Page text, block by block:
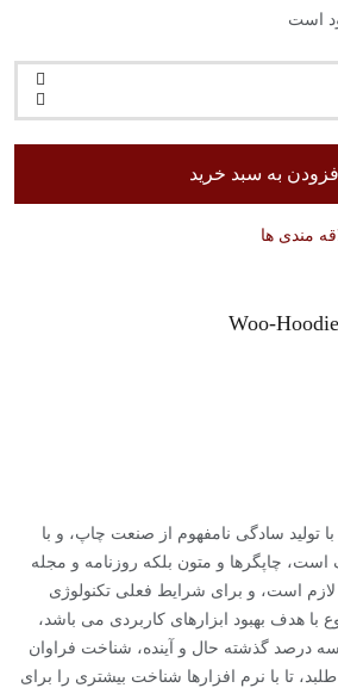
است
افزودن به سبد خرید
مندی ها
Woo-
تولید سادگی نامفهوم از صنعت چاپ، و با
است، چاپگرها و متون بلکه روزنامه و مجله
است، و برای شرایط فعلی تکنولوژی
با هدف بهبود ابزارهای کاربردی می باشد،
درصد گذشته حال و آینده، شناخت فراوان
تا با نرم افزارها شناخت بیشتری را برای